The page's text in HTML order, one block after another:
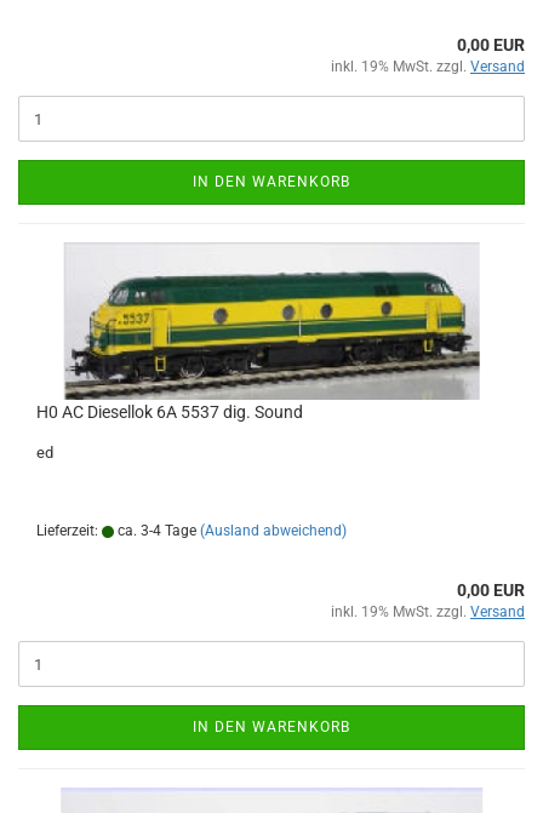
0,00 EUR
inkl. 19% MwSt. zzgl. Versand
IN DEN WARENKORB
H0 AC Diesellok 6A 5537 dig. Sound
ed
Lieferzeit: ca. 3-4 Tage (Ausland abweichend)
0,00 EUR
inkl. 19% MwSt. zzgl. Versand
IN DEN WARENKORB